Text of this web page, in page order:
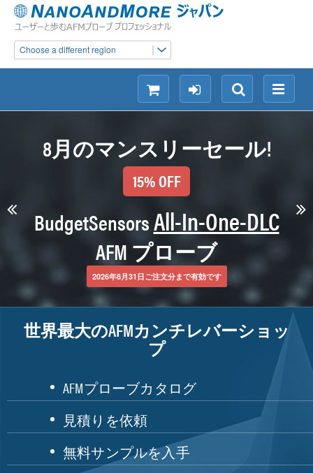
Choose a different region
メ
ニ
検
索
ロ
グ
ン
シ
ョ
ピ
ン
グ
8月のマンスリーセール!
15% OFF
BudgetSensorsAll-In-One-DLC
AFM プローブ
2026年8月31日ご注文分まで有効です
世界最大のAFMカンチレバーショッ
プ
AFMプローブカタログ
見積りを依頼
無料サンプルを入手